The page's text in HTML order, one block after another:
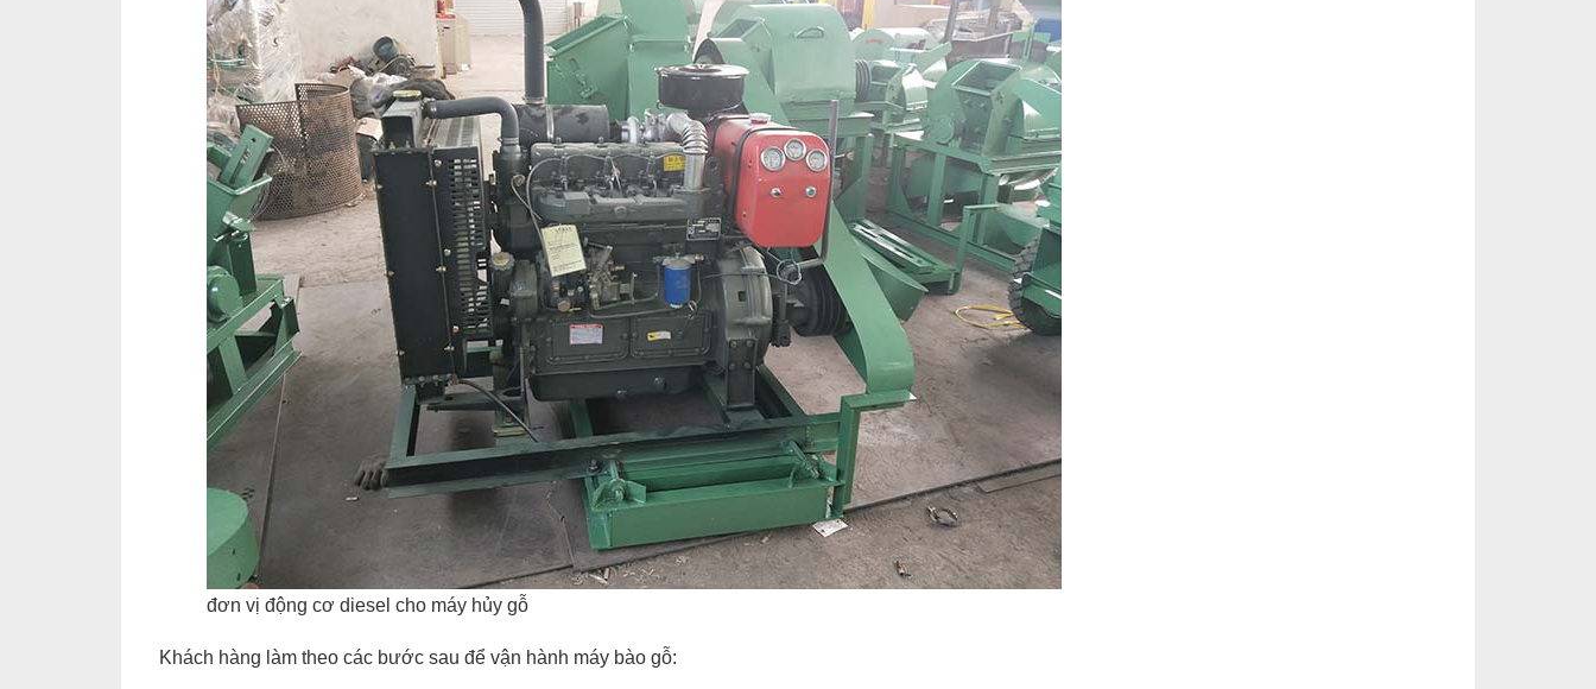
đơn vị động cơ diesel cho máy hủy gỗ
Khách hàng làm theo các bước sau để vận hành máy bào gỗ: